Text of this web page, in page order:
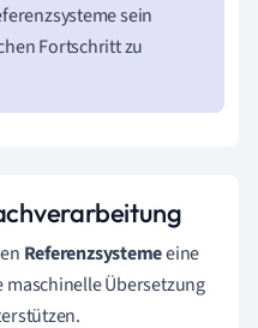
sein
Fortschritt zu
Referenzsystemeeine
maschinelle Übersetzung